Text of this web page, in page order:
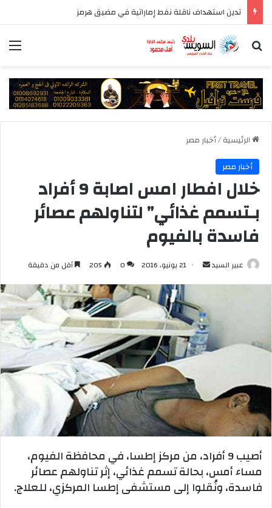
تدين استهداف ناقلة نفط إماراتية في مضيق هرمز
بحث عن
الرئيسية/أخبار مصر
أخبار مصر
خلال افطار امس اصابة 9 أفراد
بـتسمم غذائي” لتناولهم عصائر
فاسدة بالفيوم
عبير السيد
أرسل
إلكترونيا
21 يونيو، 2016 0
205 أقل من دقيقة
أصيب 9 أفراد، من مركز إطسا، في محافظة الفيوم،
مساء أمس، بحالة تسمم غذائي، إثر تناولهم عصائر
فاسدة، ونُقلوا إلى مستشفى إطسا المركزي، للعلاج.